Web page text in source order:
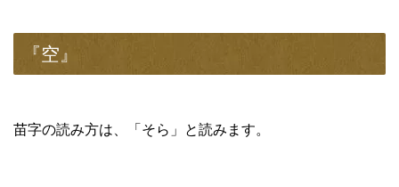
『空』
苗字の読み方は、「そら」と読みます。